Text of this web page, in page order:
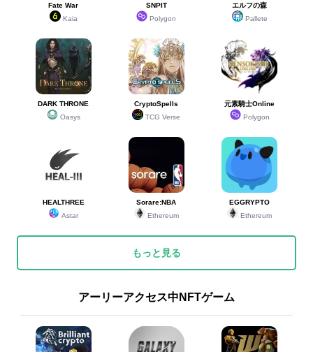
Fate War
Kaia
SNPIT
Polygon
エルフの森
Pallete
DARK THRONE
Oasys
CryptoSpells
TCG Verse
元素騎士Online
Polygon
HEALTHREE
Astar
Sorare:NBA
Ethereum
EGGRYPTO
Ethereum
もっと見る
アーリーアクセス中NFTゲーム